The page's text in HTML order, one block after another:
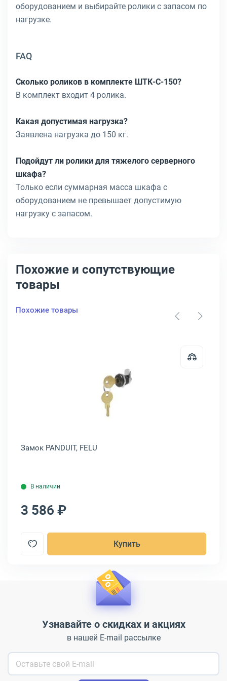
оборудованием и выбирайте ролики с запасом по
нагрузке.
FAQ
Сколько роликов в комплекте ШТК-С-150?
В комплект входит 4 ролика.
Какая допустимая нагрузка?
Заявлена нагрузка до 150 кг.
Подойдут ли ролики для тяжелого серверного
шкафа?
Только если суммарная масса шкафа с
оборудованием не превышает допустимую
нагрузку с запасом.
Похожие и сопутствующие
товары
Похожие товары
ЦМО ПМ-19 24U, цвет Серебристый, ПМ-19-24
Открыть товар: Замок PANDUIT,
Замок PANDUIT, FELU
В наличии
3 586 ₽
Купить
Узнавайте о скидках и акциях
в нашей E-mail рассылке